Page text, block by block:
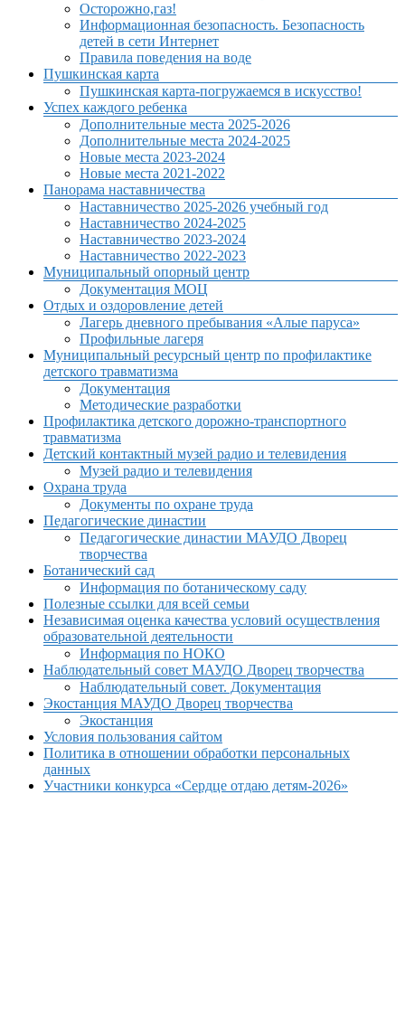
Осторожно,газ!
Информационная безопасность. Безопасность
детей в сети Интернет
Правила поведения на воде
Пушкинская карта
Пушкинская карта-погружаемся в искусство!
Успех каждого ребенка
Дополнительные места 2025-2026
Дополнительные места 2024-2025
Новые места 2023-2024
Новые места 2021-2022
Панорама наставничества
Наставничество 2025-2026 учебный год
Наставничество 2024-2025
Наставничество 2023-2024
Наставничество 2022-2023
Муниципальный опорный центр
Документация МОЦ
Отдых и оздоровление детей
Лагерь дневного пребывания «Алые паруса»
Профильные лагеря
Муниципальный ресурсный центр по профилактике
детского травматизма
Документация
Методические разработки
Профилактика детского дорожно-транспортного
травматизма
Детский контактный музей радио и телевидения
Музей радио и телевидения
Охрана труда
Документы по охране труда
Педагогические династии
Педагогические династии МАУДО Дворец
творчества
Ботанический сад
Информация по ботаническому саду
Полезные ссылки для всей семьи
Независимая оценка качества условий осуществления
образовательной деятельности
Информация по НОКО
Наблюдательный совет МАУДО Дворец творчества
Наблюдательный совет. Документация
Экостанция МАУДО Дворец творчества
Экостанция
Условия пользования сайтом
Политика в отношении обработки персональных
данных
Участники конкурса «Сердце отдаю детям-2026»